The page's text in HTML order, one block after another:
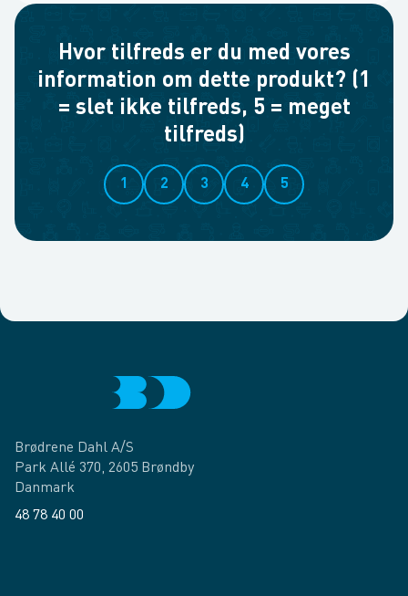
Hvor tilfreds er du med vores
information om dette produkt? (1
= slet ikke tilfreds, 5 = meget
tilfreds)
1 2 3 4 5
Brødrene Dahl A/S
Park Allé 370, 2605 Brøndby
Danmark
48 78 40 00